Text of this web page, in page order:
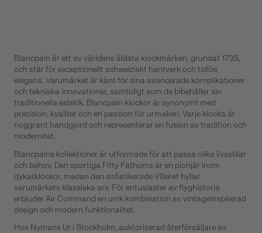
Blancpain är ett av världens äldsta klockmärken, grundat 1735,
och står för exceptionellt schweiziskt hantverk och tidlös
elegans. Varumärket är känt för sina avancerade komplikationer
och tekniska innovationer, samtidigt som de bibehåller sin
traditionella estetik. Blancpain klockor är synonymt med
precision, kvalitet och en passion för urmakeri. Varje klocka är
noggrant handgjord och representerar en fusion av tradition och
modernitet.
Blancpains kollektioner är utformade för att passa olika livsstilar
och behov. Den sportiga Fifty Fathoms är en pionjär inom
dykarklockor, medan den sofistikerade Villeret hyllar
varumärkets klassiska arv. För entusiaster av flyghistoria
erbjuder Air Command en unik kombination av vintageinspirerad
design och modern funktionalitet.
Hos Nymans Ur i Stockholm, auktoriserad återförsäljare av